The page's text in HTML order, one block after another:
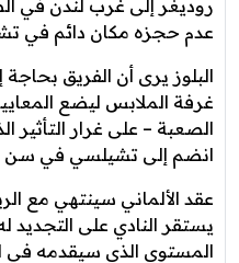
روديغر إلى غرب لندن في
عدم حجزه مكان دائم في
البلوز يرى أن الفريق
غرفة الملابس ليضع
الصعبة – على غرار التأثير
انضم إلى تشيلسي في سن
عقد الألماني سينتهي مع
يستقر النادي على التجديد
المستوى الذي سيقدمه في